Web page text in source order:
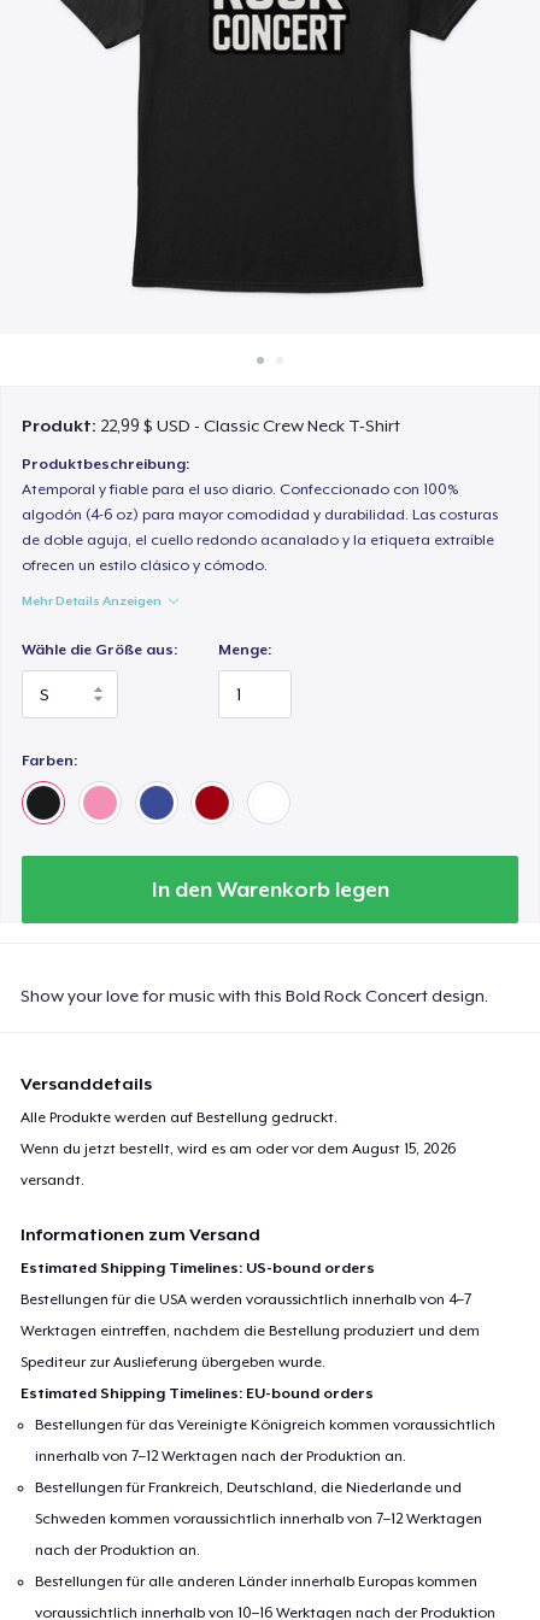
Überall verkaufen
Produkt: 22,99 $ USD - Classic Crew Neck T-Shirt
Produktbeschreibung:
Atemporal y fiable para el uso diario. Confeccionado con 100%
algodón (4-6 oz) para mayor comodidad y durabilidad. Las costuras
de doble aguja, el cuello redondo acanalado y la etiqueta extraíble
ofrecen un estilo clásico y cómodo.
Mehr Details Anzeigen
Wähle die Größe aus: Menge:
Farben:
In den Warenkorb legen
Show your love for music with this Bold Rock Concert design.
Versanddetails
Alle Produkte werden auf Bestellung gedruckt.
Wenn du jetzt bestellt, wird es am oder vor demAugust 15, 2026
versandt.
Informationen zum Versand
Estimated Shipping Timelines: US-bound orders
Bestellungen für die USA werden voraussichtlich innerhalb von 4–7
Werktagen eintreffen, nachdem die Bestellung produziert und dem
Spediteur zur Auslieferung übergeben wurde.
Estimated Shipping Timelines: EU-bound orders
Bestellungen für das Vereinigte Königreich kommen voraussichtlich
innerhalb von 7–12 Werktagen nach der Produktion an.
Bestellungen für Frankreich, Deutschland, die Niederlande und
Schweden kommen voraussichtlich innerhalb von 7–12 Werktagen
nach der Produktion an.
Bestellungen für alle anderen Länder innerhalb Europas kommen
voraussichtlich innerhalb von 10–16 Werktagen nach der Produktion